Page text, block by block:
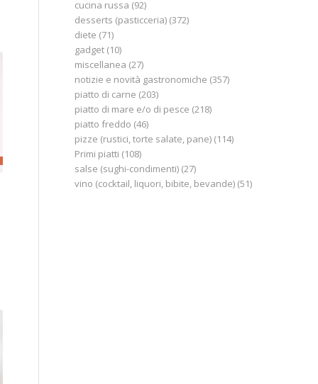
cucina russa (92)
desserts (pasticceria) (372)
diete (71)
gadget (10)
miscellanea (27)
notizie e novità gastronomiche (357)
piatto di carne (203)
piatto di mare e/o di pesce (218)
piatto freddo (46)
pizze (rustici, torte salate, pane) (114)
Primi piatti (108)
salse (sughi-condimenti) (27)
vino (cocktail, liquori, bibite, bevande) (51)